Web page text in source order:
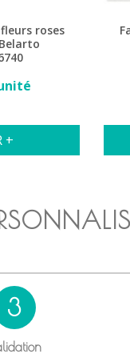
roses
+
3